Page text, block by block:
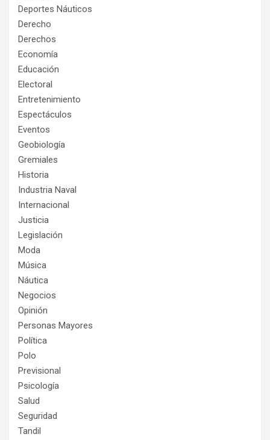
Deportes Náuticos
Derecho
Derechos
Economía
Educación
Electoral
Entretenimiento
Espectáculos
Eventos
Geobiología
Gremiales
Historia
Industria Naval
Internacional
Justicia
Legislación
Moda
Música
Náutica
Negocios
Opinión
Personas Mayores
Política
Polo
Previsional
Psicología
Salud
Seguridad
Tandil